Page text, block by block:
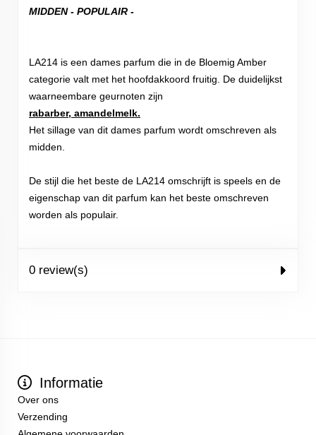
MIDDEN - POPULAIR -
LA214 is een dames parfum die in de Bloemig Amber
categorie valt met het hoofdakkoord fruitig. De duidelijkst
waarneembare geurnoten zijn
rabarber, amandelmelk.
Het sillage van dit dames parfum wordt omschreven als
midden.
De stijl die het beste de LA214 omschrijft is speels en de
eigenschap van dit parfum kan het beste omschreven
worden als populair.
0 review(s)
Informatie
Over ons
Verzending